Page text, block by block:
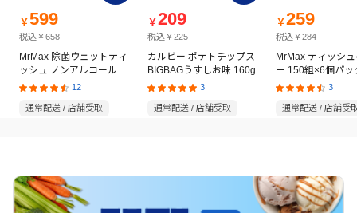
￥599
税込￥658
MrMax 除菌ウェットティ
ッシュ ノンアルコールタ
イプ 60枚×8個パック
12
通常配送 / 店舗受取
￥209
税込￥225
カルビー ポテトチップス
BIGBAGうすしお味 160g
3
通常配送 / 店舗受取
￥259
税込￥284
MrMax ティッシ
ー 150組×6個パッ
3
通常配送 / 店舗受